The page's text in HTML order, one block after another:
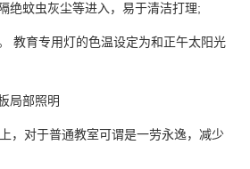
绝蚊虫灰尘等进入，易于清洁打理;
教育专用灯的色温设定为和正午太阳光
局部照明
，对于普通教室可谓是一劳永逸，减少